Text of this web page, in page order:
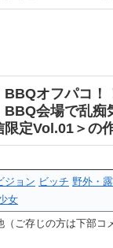
BBQオフパコ
BBQ会場で乱痴
限定Vol.01＞の
ジョン ビッチ 野外・
女
（ご存じの方は下部コ